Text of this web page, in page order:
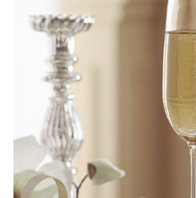
Khui mở vang
Mở tự động
Mở hơi khí nén
Bảo quản rượu vang